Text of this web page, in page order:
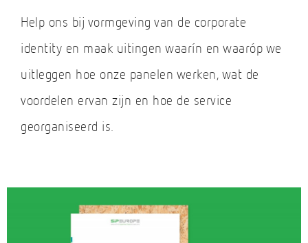
Help ons bij vormgeving van de corporate
identity en maak uitingen waarín en waaróp we
uitleggen hoe onze panelen werken, wat de
voordelen ervan zijn en hoe de service
georganiseerd is.